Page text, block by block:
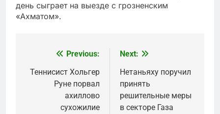
день сыграет на выезде с грозненским
«Ахматом».
navigation
Previous:
Теннисист Хольгер
Руне порвал
ахиллово
сухожилие
Next:
Нетаньяху поручил
принять
решительные меры
в секторе Газа